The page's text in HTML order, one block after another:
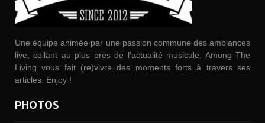
Une équipe animée par une passion commune des ambiances
live, collant au plus près de l’actualité musicale. Among The
Living vous fait (re)vivre des moments forts à travers ses
articles. Enjoy !
PHOTOS